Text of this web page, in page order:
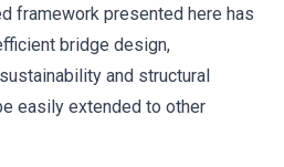
framework presented here has
bridge design,
and structural
easily extended to other